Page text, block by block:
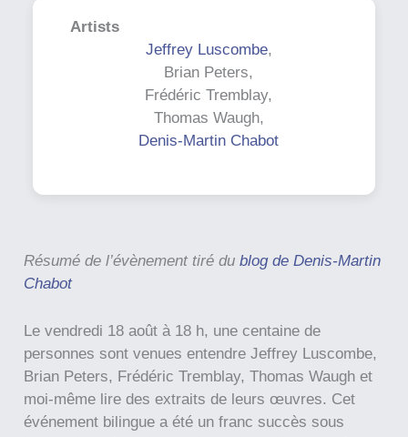
Artists
Jeffrey Luscombe,
Brian Peters,
Frédéric Tremblay,
Thomas Waugh,
Denis-Martin Chabot
Résumé de l’évènement tiré dublog de Denis-Martin
Chabot
Le vendredi 18 août à 18 h, une centaine de
personnes sont venues entendre Jeffrey Luscombe,
Brian Peters, Frédéric Tremblay, Thomas Waugh et
moi-même lire des extraits de leurs œuvres. Cet
événement bilingue a été un franc succès sous